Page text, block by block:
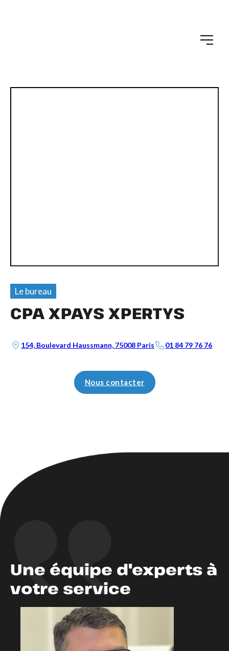
Le bureau
CPA XPAYS XPERTYS
154, Boulevard Haussmann, 75008 Paris 01 84 79 76 76
Nous contacter
Une équipe d'experts à
votre service